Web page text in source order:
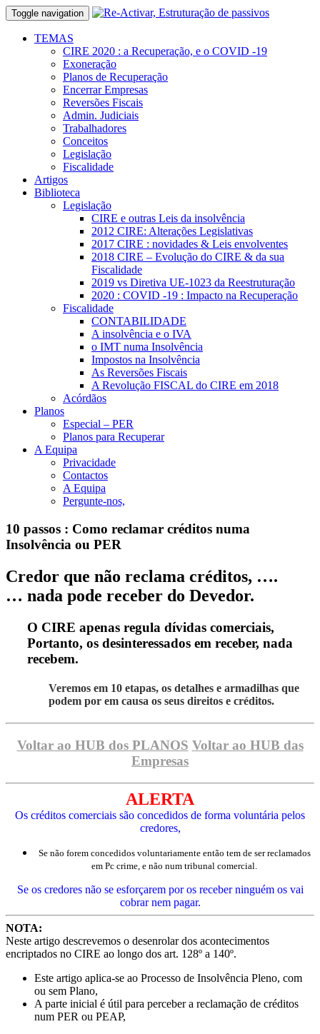
Toggle navigation
TEMAS
CIRE 2020 : a Recuperação, e o COVID -19
Exoneração
Planos de Recuperação
Encerrar Empresas
Reversões Fiscais
Admin. Judiciais
Trabalhadores
Conceitos
Legislação
Fiscalidade
Artigos
Biblioteca
Legislação
CIRE e outras Leis da insolvência
2012 CIRE: Alterações Legislativas
2017 CIRE : novidades & Leis envolventes
2018 CIRE – Evolução do CIRE & da sua
Fiscalidade
2019 vs Diretiva UE-1023 da Reestruturação
2020 : COVID -19 : Impacto na Recuperação
Fiscalidade
CONTABILIDADE
A insolvência e o IVA
o IMT numa Insolvência
Impostos na Insolvência
As Reversões Fiscais
A Revolução FISCAL do CIRE em 2018
Acórdãos
Planos
Especial – PER
Planos para Recuperar
A Equipa
Privacidade
Contactos
A Equipa
Pergunte-nos,
10 passos : Como reclamar créditos numa
Insolvência ou PER
Credor que não reclama créditos, ….
… nada pode receber do Devedor.
O CIRE apenas regula dívidas comerciais,
Portanto, os desinteressados em receber, nada
recebem.
Veremos em 10 etapas, os detalhes e armadilhas que
podem por em causa os seus direitos e créditos.
Voltar ao HUB dos PLANOS Voltar ao HUB das
Empresas
ALERTA
Os créditos comerciais são concedidos de forma voluntária pelos
credores,
Se não forem concedidos voluntariamente então tem de ser reclamados
em Pc crime, e não num tribunal comercial.
Se os credores não se esforçarem por os receber ninguém os vai
cobrar nem pagar.
NOTA:
Neste artigo descrevemos o desenrolar dos acontecimentos
encriptados no CIRE ao longo dos art. 128º a 140º.
Este artigo aplica-se ao Processo de Insolvência Pleno, com
ou sem Plano,
A parte inicial é útil para perceber a reclamação de créditos
num PER ou PEAP,